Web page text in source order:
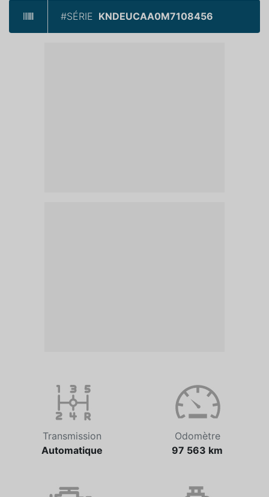
#SÉRIE KNDEUCAA0M7108456
Automatique
97 563 km